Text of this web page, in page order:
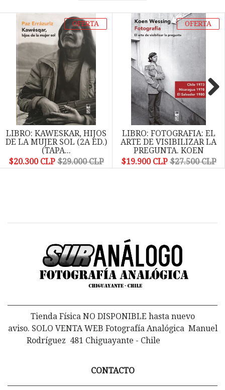
OFERTA
LIBRO: KAWESKAR, HIJOS
DE LA MUJER SOL (2A ED.)
(TAPA...
$20.300 CLP $29.000 CLP
OFERTA
LIBRO: FOTOGRAFIA: EL
ARTE DE VISIBILIZAR LA
PREGUNTA. KOEN
WESSING...
$19.900 CLP $27.500 CLP
Next
Tienda Física NO DISPONIBLE hasta nuevo
aviso. SOLO VENTA WEB Fotografía Analógica Manuel
Rodríguez 481 Chiguayante - Chile
CONTACTO